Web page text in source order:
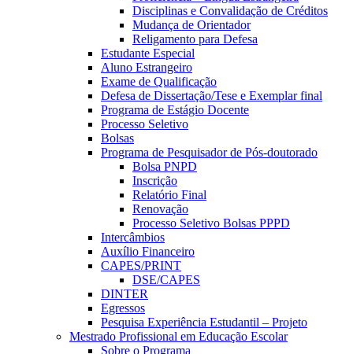
Disciplinas e Convalidação de Créditos
Mudança de Orientador
Religamento para Defesa
Estudante Especial
Aluno Estrangeiro
Exame de Qualificação
Defesa de Dissertação/Tese e Exemplar final
Programa de Estágio Docente
Processo Seletivo
Bolsas
Programa de Pesquisador de Pós-doutorado
Bolsa PNPD
Inscrição
Relatório Final
Renovação
Processo Seletivo Bolsas PPPD
Intercâmbios
Auxílio Financeiro
CAPES/PRINT
DSE/CAPES
DINTER
Egressos
Pesquisa Experiência Estudantil – Projeto
Mestrado Profissional em Educação Escolar
Sobre o Programa